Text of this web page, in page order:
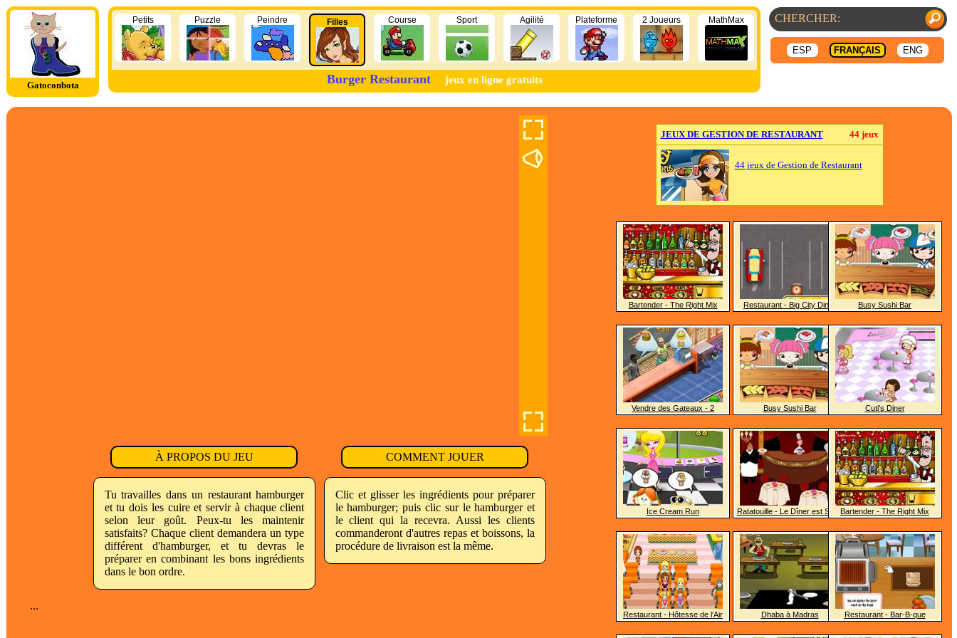
Gatoconbota
ESP FRANÇAIS ENG
Petits Puzzle Peindre Filles Course Sport Agilité Plateforme 2 Joueurs MathMax
Burger Restaurant jeux en ligne gratuits
À PROPOS DU JEU COMMENT JOUER
Tu travailles dans un restaurant hamburger
et tu dois les cuire et servir à chaque client
selon leur goût. Peux-tu les maintenir
satisfaits? Chaque client demandera un type
différent d'hamburger, et tu devras le
préparer en combinant les bons ingrédients
dans le bon ordre.
Clic et glisser les ingrédients pour préparer
le hamburger; puis clic sur le hamburger et
le client qui la recevra. Aussi les clients
commanderont d'autres repas et boissons, la
procédure de livraison est la même.
...
JEUX DE GESTION DE RESTAURANT 44 jeux
44 jeux de Gestion de Restaurant
Bartender - The Right Mix
Vendre des Gateaux - 2
Ice Cream Run
Restaurant - Hôtesse de l'Air
Restaurant - Big City Diner
Busy Sushi Bar
Ratatouille - Le Dîner est Servi
Dhaba à Madras
Busy Sushi Bar
Cuti's Diner
Bartender - The Right Mix
Restaurant - Bar-B-que